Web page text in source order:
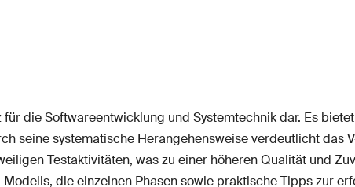
die Softwareentwicklung und Systemtechnik dar. Es
seine systematische Herangehensweise verdeutlicht das
Testaktivitäten, was zu einer höheren Qualität und
die einzelnen Phasen sowie praktische Tipps zur